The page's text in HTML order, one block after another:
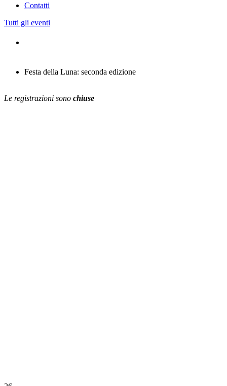
Contatti
Tutti gli eventi
Festa della Luna: seconda edizione
Le registrazioni sono chiuse